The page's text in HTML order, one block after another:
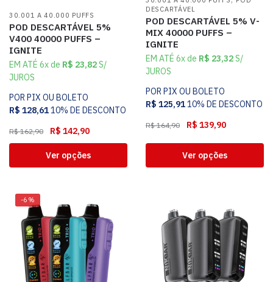
30.001 A 40.000 PUFFS
POD DESCARTÁVEL 5%
V400 40000 PUFFS –
IGNITE
EM ATÉ 6x de R$ 23,82S/
JUROS
POR PIX OU BOLETO
R$ 128,6110% DE DESCONTO
R$162,90 R$ 142,90
Ver opções
DESCARTÁVEL
POD DESCARTÁVEL 5% V-
MIX 40000 PUFFS –
IGNITE
EM ATÉ 6x de R$ 23,32S/
JUROS
POR PIX OU BOLETO
R$ 125,9110% DE DESCONTO
R$164,90 R$ 139,90
Ver opções
-6%